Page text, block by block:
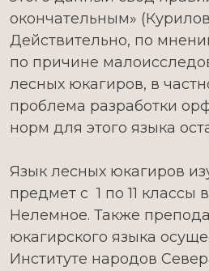
окончательным»
Действительно, по
по причине
лесных юкагиров, в
проблема разработки
норм для этого языка
Язык лесных юкагиров
предмет с 1 по 11 классы
Нелемное. Также
юкагирского языка
Институте народов